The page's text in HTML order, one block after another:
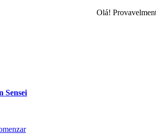
Olá!
Sensei